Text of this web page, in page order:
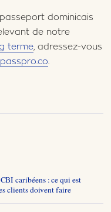
dominicais
de notre
terme, adressez-vous
.
caribéens : ce qui est
clients doivent faire